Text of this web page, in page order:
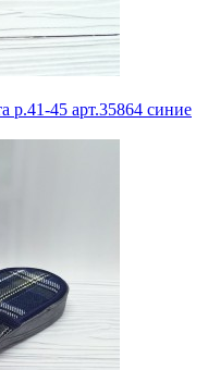
р.41-45 арт.35864 синие